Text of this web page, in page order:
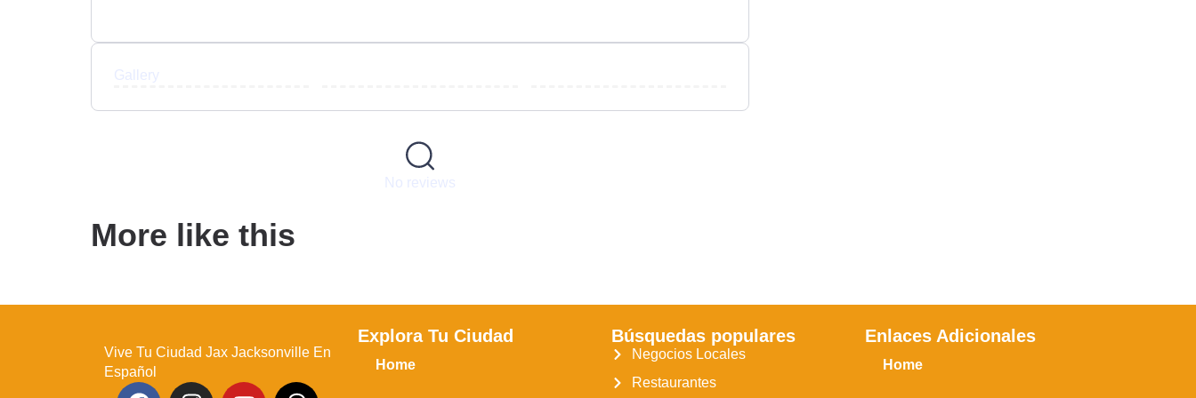
Gallery
No reviews
More like this
Vive Tu Ciudad Jax Jacksonville En
Español
Explora Tu Ciudad
Home
Búsquedas populares
Negocios Locales
Restaurantes
Enlaces Adicionales
Home